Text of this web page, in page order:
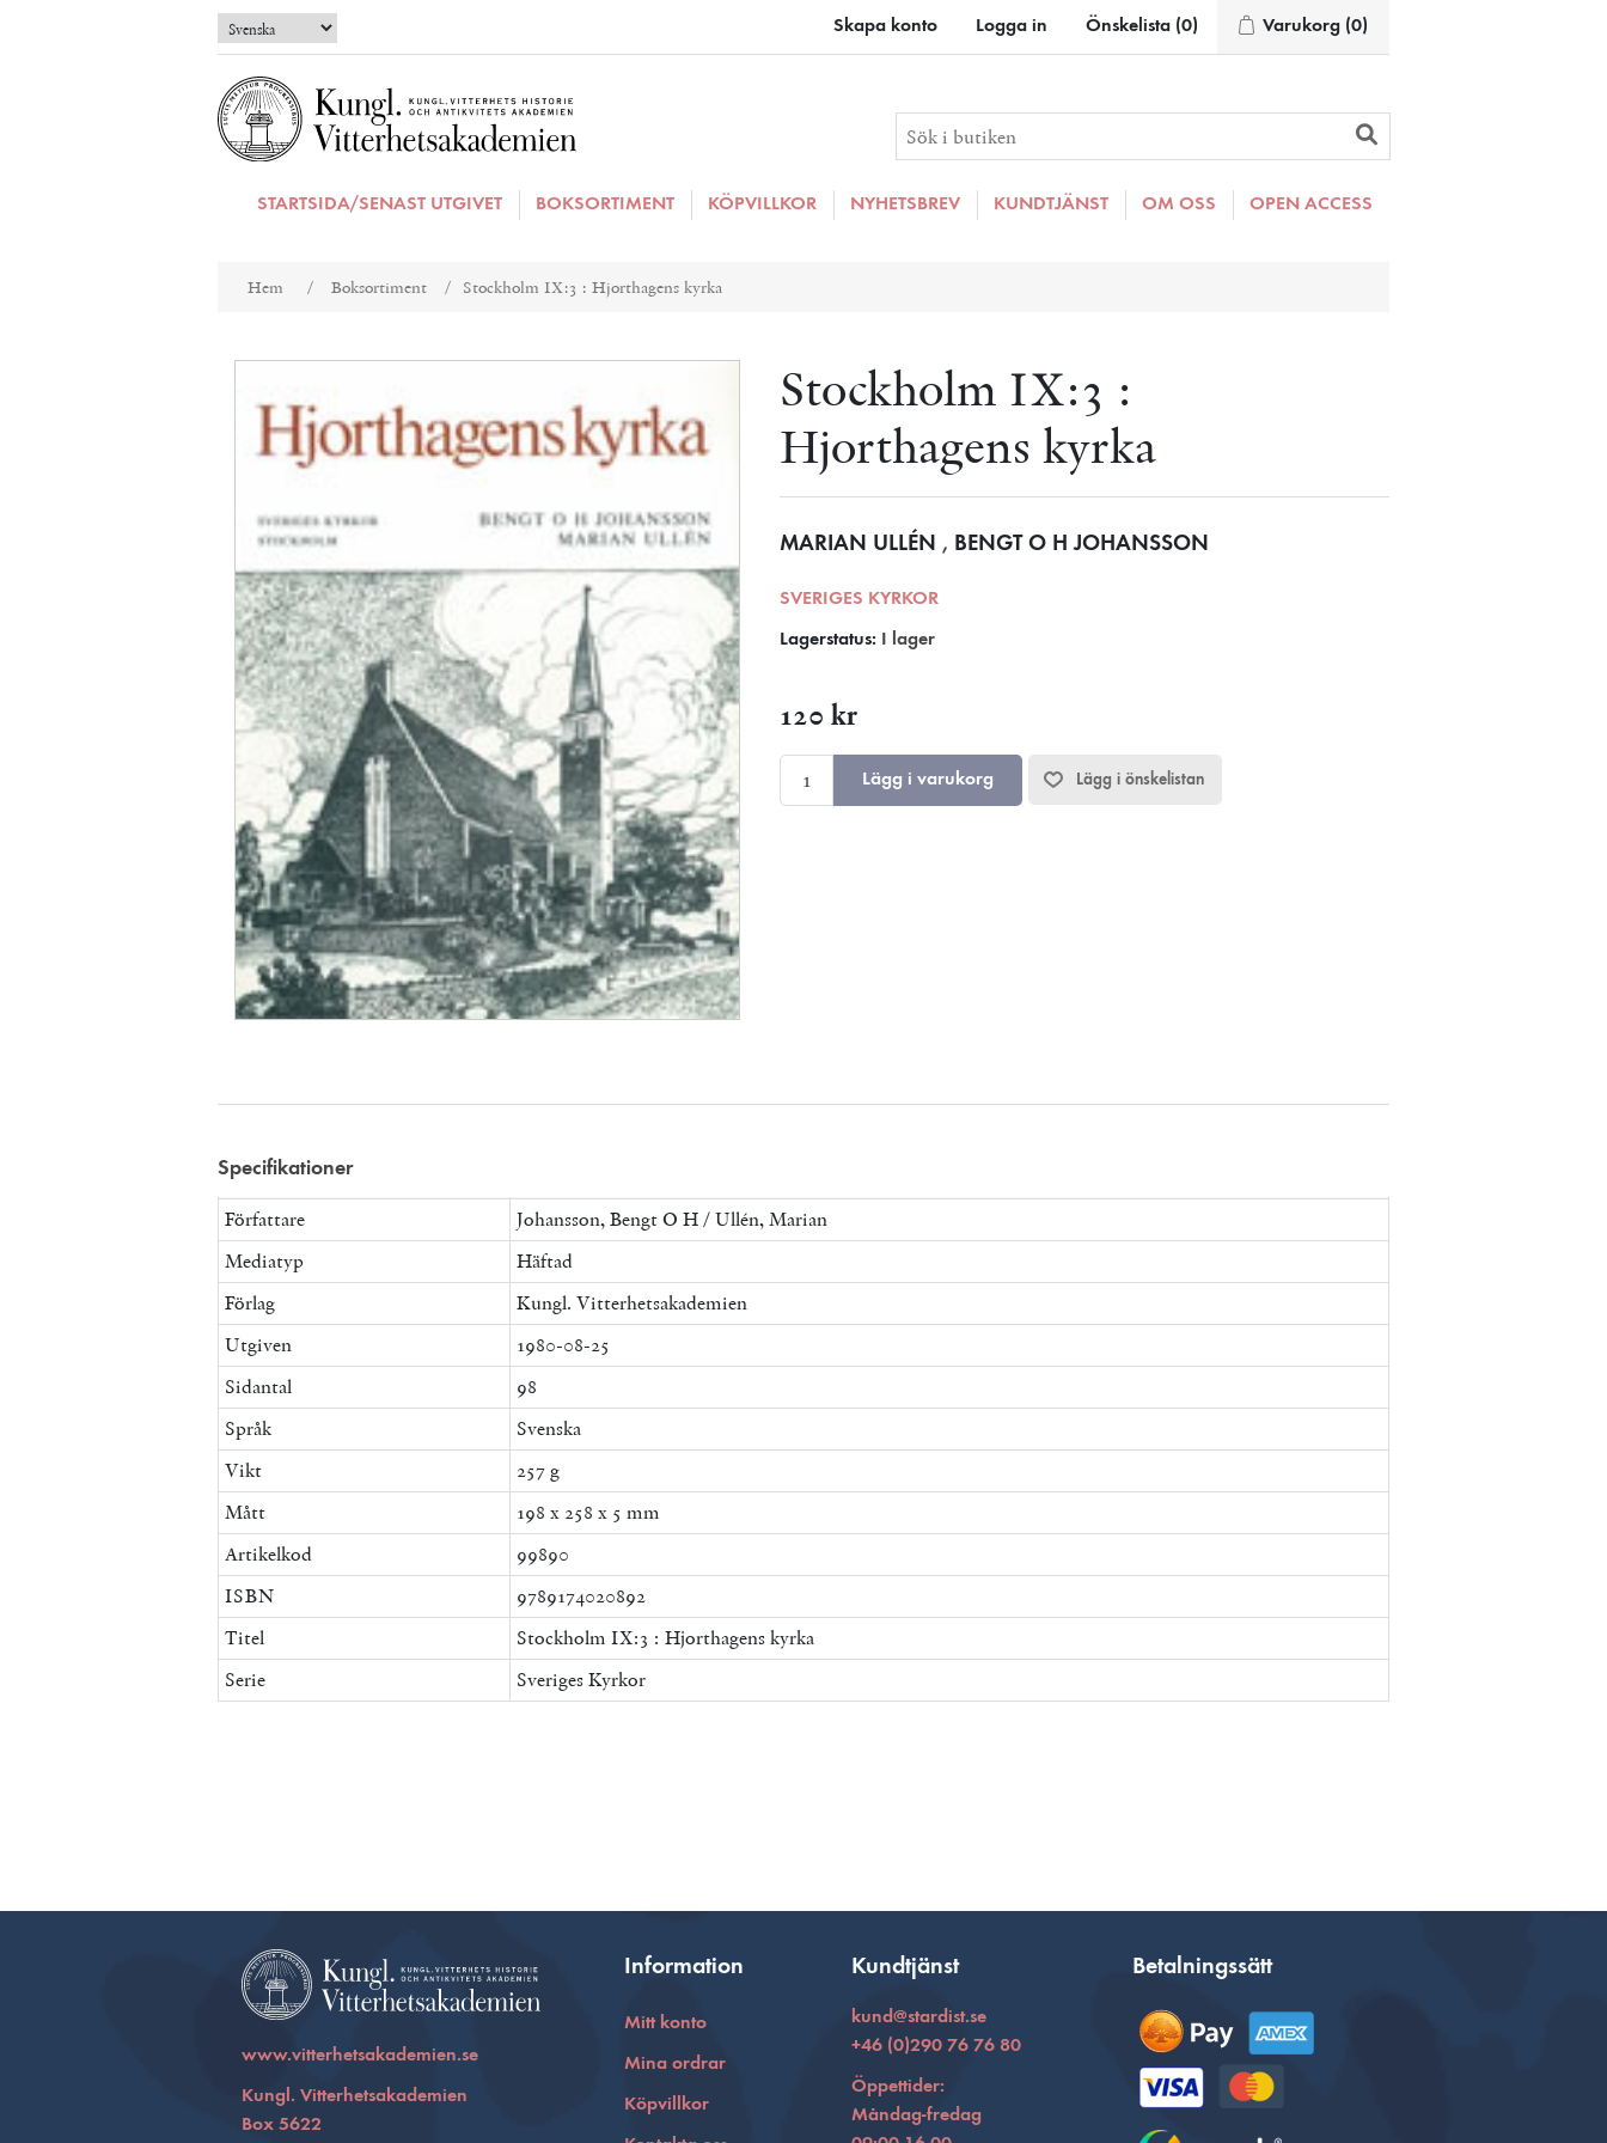
Skapa konto Logga in Önskelista (0) Varukorg (0)
STARTSIDA/SENAST UTGIVET BOKSORTIMENT KÖPVILLKOR NYHETSBREV KUNDTJÄNST OM OSS OPEN ACCESS
Hem / Boksortiment / Stockholm IX:3 : Hjorthagens kyrka
Stockholm IX:3 :
Hjorthagens kyrka
MARIAN ULLÉN , BENGT O H JOHANSSON
SVERIGES KYRKOR
Lagerstatus: I lager
120 kr
Lägg i varukorg Lägg i önskelistan
Specifikationer
Författare
Johansson, Bengt O H / Ullén, Marian
Mediatyp
Häftad
Förlag
Kungl. Vitterhetsakademien
Utgiven
1980-08-25
Sidantal
98
Språk
Svenska
Vikt
257 g
Mått
198 x 258 x 5 mm
Artikelkod
99890
ISBN
9789174020892
Titel
Stockholm IX:3 : Hjorthagens kyrka
Serie
Sveriges Kyrkor
www.vitterhetsakademien.se
Kungl. Vitterhetsakademien
Box 5622
Information
Mitt konto
Mina ordrar
Köpvillkor
Kundtjänst
kund@stardist.se
+46 (0)290 76 76 80
Öppettider:
Måndag-fredag
Betalningssätt